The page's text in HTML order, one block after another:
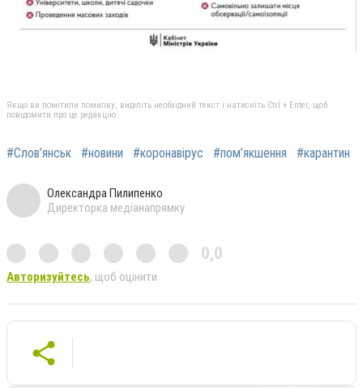
Якщо ви помітили помилку, виділіть необхідний текст і натисніть Ctrl + Enter, щоб
повідомити про це редакцію
#Слов’янськ #новини #коронавірус #пом’якшення #карантин
Олександра Пилипенко
Директорка медіанапрямку
0,0
Авторизуйтесь, щоб оцінити